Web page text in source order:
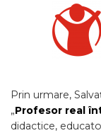
Prin urmare,
„Profesor real
didactice,